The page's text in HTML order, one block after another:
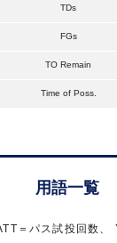
TDs
FGs
TO Remain
Time of Poss.
用語一覧
＝パス試投回数、